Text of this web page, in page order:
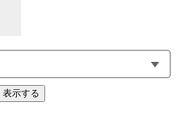
表示する